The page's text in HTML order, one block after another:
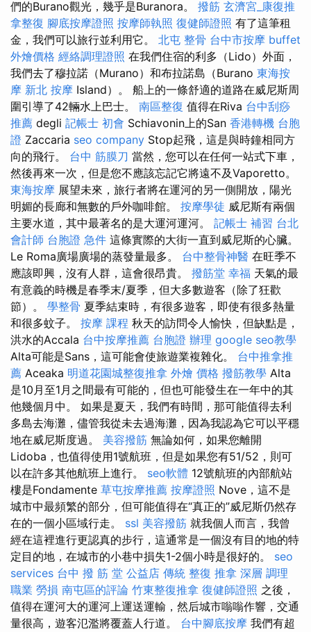
們的Burano觀光，幾乎是Buranora。 撥筋 玄濟宮_康復推
拿整復 腳底按摩證照 按摩師執照 復健師證照 有了這筆租
金，我們可以旅行並利用它。 北屯 整骨 台中市按摩 buffet
外燴價格 經絡調理證照 在我們住宿的利多（Lido）外面，
我們去了穆拉諾（Murano）和布拉諾島（Burano 東海按
摩 新北 按摩 Island）。 船上的一條舒適的道路在威尼斯周
圍引導了42輛水上巴士。 南區整復 值得在Riva 台中刮痧
推薦 degli 記帳士 初會 Schiavonin上的San 香港轉機 台胞
證 Zaccaria seo company Stop起飛，這是與時鐘相同方
向的飛行。 台中 筋膜刀 當然，您可以在任何一站式下車，
然後再來一次，但是您不應該忘記它將遠不及Vaporetto。
東海按摩 展望未來，旅行者將在運河的另一側開放，陽光
明媚的長廊和無數的戶外咖啡館。 按摩學徒 威尼斯有兩個
主要水道，其中最著名的是大運河運河。 記帳士 補習 台北
會計師 台胞證 急件 這條實際的大街一直到威尼斯的心臟。
Le Roma廣場廣場的蒸發量最多。 台中整骨神醫 在旺季不
應該即興，沒有人群，這會很昂貴。 撥筋堂 幸福 天氣的最
有意義的時機是春季末/夏季，但大多數遊客（除了狂歡
節）。 學整骨 夏季結束時，有很多遊客，即使有很多熱量
和很多蚊子。 按摩 課程 秋天的訪問令人愉快，但缺點是，
洪水的Accala 台中按摩推薦 台胞證 辦理 google seo教學
Alta可能是Sans，這可能會使旅遊業複雜化。 台中推拿推
薦 Aceaka 明道花園城整復推拿 外燴 價格 撥筋教學 Alta
是10月至1月之間最有可能的，但也可能發生在一年中的其
他幾個月中。 如果是夏天，我們有時間，那可能值得去利
多島去海灘，儘管我從未去過海灘，因為我認為它可以平穩
地在威尼斯度過。 美容撥筋 無論如何，如果您離開
Lidoba，也值得使用1號航班，但是如果您有51/52，則可
以在許多其他航班上進行。 seo軟體 12號航班的內部航站
樓是Fondamente 草屯按摩推薦 按摩證照 Nove，這不是
城市中最頻繁的部分，但可能值得在“真正的”威尼斯仍然存
在的一個小區域行走。 ssl 美容撥筋 就我個人而言，我曾
經在這裡進行更認真的步行，這通常是一個沒有目的地的特
定目的地，在城市的小巷中損失1-2個小時是很好的。 seo
services 台中 撥 筋 堂 公益店 傳統 整復 推拿 深層 調理
職業 勞損 南屯區的評論 竹東整復推拿 復健師證照 之後，
值得在運河大的運河上運送運輸，然后城市嗡嗡作響，交通
量很高，遊客氾濫將覆蓋人行道。 台中腳底按摩 我們有超